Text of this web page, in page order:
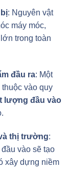
: Nguyên vật
máy móc,
trong toàn
đầu ra: Một
vào quy
lượng đầu vào
thị trường:
vào sẽ tạo
xây dựng niềm